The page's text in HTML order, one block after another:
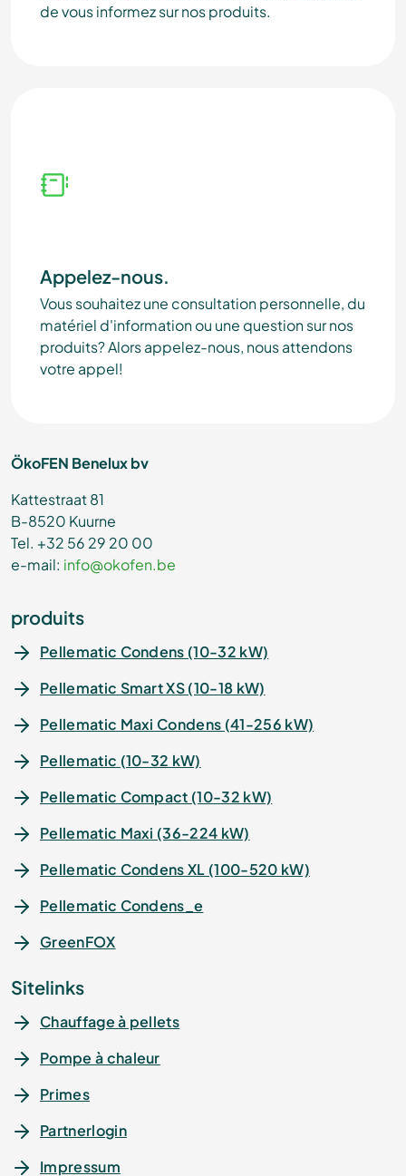
de vous informez sur nos produits.
Appelez-nous.
Vous souhaitez une consultation personnelle, du
matériel d'information ou une question sur nos
produits? Alors appelez-nous, nous attendons
votre appel!
ÖkoFEN Benelux bv
Kattestraat 81
B-8520 Kuurne
Tel. +32 56 29 20 00
e-mail: info@okofen.be
produits
Pellematic Condens (10-32 kW)
Pellematic Smart XS (10-18 kW)
Pellematic Maxi Condens (41-256 kW)
Pellematic (10-32 kW)
Pellematic Compact (10-32 kW)
Pellematic Maxi (36-224 kW)
Pellematic Condens XL (100-520 kW)
Pellematic Condens_e
GreenFOX
Sitelinks
Chauffage à pellets
Pompe à chaleur
Primes
Partnerlogin
Impressum